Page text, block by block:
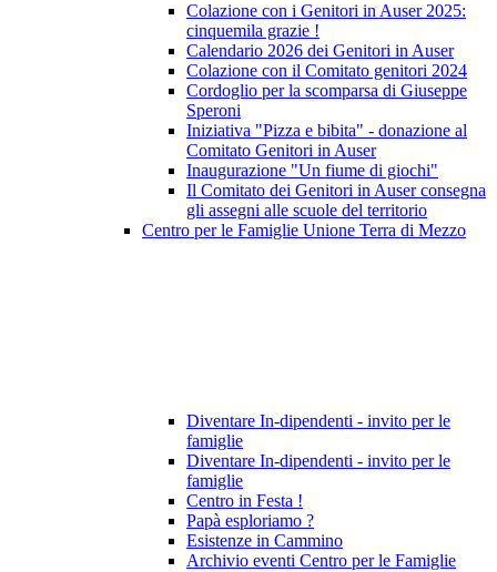
Colazione con i Genitori in Auser 2025:
cinquemila grazie !
Calendario 2026 dei Genitori in Auser
Colazione con il Comitato genitori 2024
Cordoglio per la scomparsa di Giuseppe
Speroni
Iniziativa "Pizza e bibita" - donazione al
Comitato Genitori in Auser
Inaugurazione "Un fiume di giochi"
Il Comitato dei Genitori in Auser consegna
gli assegni alle scuole del territorio
Centro per le Famiglie Unione Terra di Mezzo
Diventare In-dipendenti - invito per le
famiglie
Diventare In-dipendenti - invito per le
famiglie
Centro in Festa !
Papà esploriamo ?
Esistenze in Cammino
Archivio eventi Centro per le Famiglie